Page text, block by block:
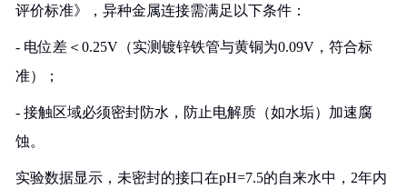
评价标准》，异种金属连接需满足以下条件：
- 电位差＜0.25V（实测镀锌铁管与黄铜为0.09V，符合标
准）；
- 接触区域必须密封防水，防止电解质（如水垢）加速腐
蚀。
实验数据显示，未密封的接口在pH=7.5的自来水中，2年内